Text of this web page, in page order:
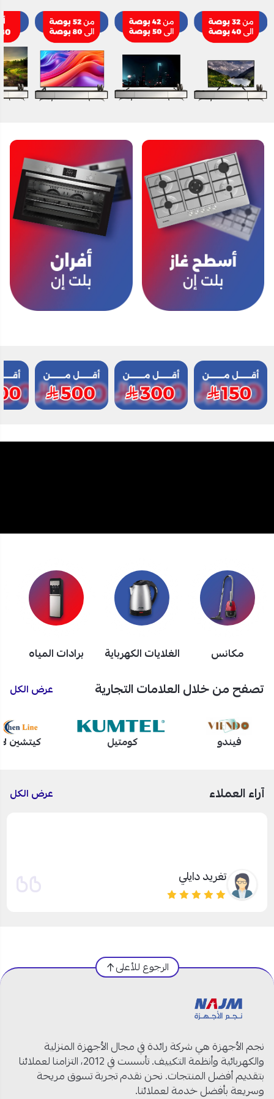
مكانس الغلايات الكهرباية برادات المياه
تصفح من خلال العلامات التجارية عرض الكل
فيندو كومتيل كيتشين
آراء العملاء عرض الكل
Amer Alaly
الرجوع للأعلى
نجم الأجهزة هي شركة رائدة في مجال الأجهزة المنزلية
والكهربائية وأنظمة التكييف. تأسست في 2012، التزامنا لعملائنا
بتقديم أفضل المنتجات. نحن نقدم تجربة تسوق مريحة
وسريعة بأفضل خدمة لعملائنا.